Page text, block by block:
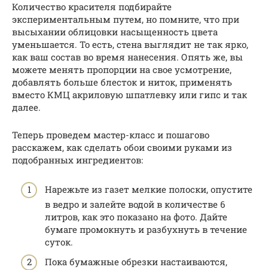
Количество красителя подбирайте
экспериментальным путем, но помните, что при
высыхании облицовки насыщенность цвета
уменьшается. То есть, стена выглядит не так ярко,
как ваш состав во время нанесения. Опять же, вы
можете менять пропорции на свое усмотрение,
добавлять больше блесток и ниток, применять
вместо КМЦ акриловую шпатлевку или гипс и так
далее.
Теперь проведем мастер-класс и пошагово
расскажем, как сделать обои своими руками из
подобранных ингредиентов:
Нарежьте из газет мелкие полоски, опустите
в ведро и залейте водой в количестве 6
литров, как это показано на фото. Дайте
бумаге промокнуть и разбухнуть в течение
суток.
Пока бумажные обрезки настаиваются,